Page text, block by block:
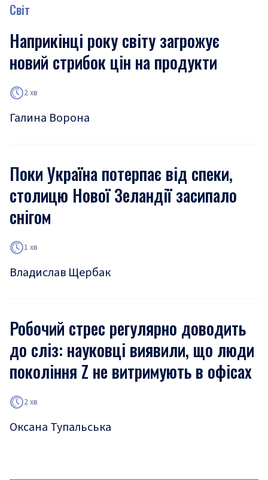
Світ
Наприкінці року світу загрожує
новий стрибок цін на продукти
2 хв
Галина Ворона
Поки Україна потерпає від спеки,
столицю Нової Зеландії засипало
снігом
1 хв
Владислав Щербак
Робочий стрес регулярно доводить
до сліз: науковці виявили, що люди
покоління Z не витримують в офісах
2 хв
Оксана Тупальська